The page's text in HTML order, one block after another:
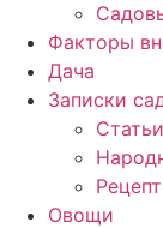
Факторы
Дача
Записки
Овощи